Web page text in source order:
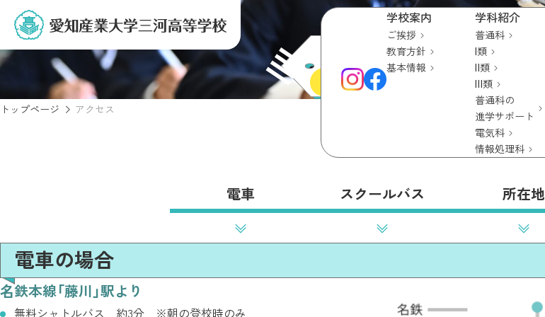
学校案内
ご挨拶
教育方針
基本情報
学科紹介
普通科
Ⅰ類
Ⅱ類
Ⅲ類
普通科の
進学サポート
電気科
情報処理科
アクセス
ACCESS
トップページ アクセス
電車 スクールバス 所在地
電車の場合
名鉄本線「藤川」駅より
無料シャトルバス 約3分 ※朝の登校時のみ